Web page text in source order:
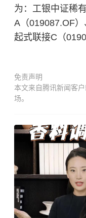
为：工银中证稀
A（019087.OF
起式联接C（
免责声明
本文来自腾讯新闻客
场。